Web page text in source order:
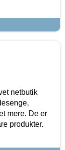
netbutik
mere. De er
produkter.